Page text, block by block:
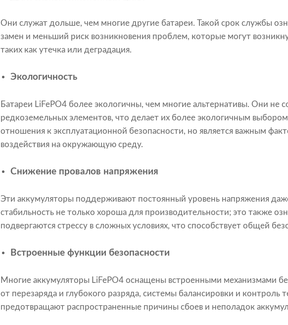
Они служат дольше, чем многие другие батареи. Такой срок службы
замен и меньший риск возникновения проблем, которые могут
таких как утечка или деградация.
Экологичность
Батареи LiFePO4 более экологичны, чем многие альтернативы. Они не
редкоземельных элементов, что делает их более экологичным
отношения к эксплуатационной безопасности, но является важным
воздействия на окружающую среду.
Снижение провалов напряжения
Эти аккумуляторы поддерживают постоянный уровень напряжения
стабильность не только хороша для производительности; это также
подвергаются стрессу в сложных условиях, что способствует общей
Встроенные функции безопасности
Многие аккумуляторы LiFePO4 оснащены встроенными механизмами
от перезаряда и глубокого разряда, системы балансировки и контроль
предотвращают распространенные причины сбоев и неполадок